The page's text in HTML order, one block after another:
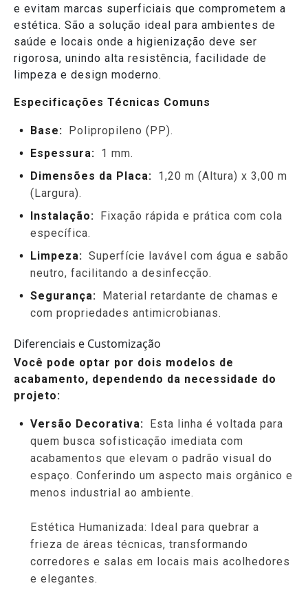
e evitam marcas superficiais que comprometem a
estética. São a solução ideal para ambientes de
saúde e locais onde a higienização deve ser
rigorosa, unindo alta resistência, facilidade de
limpeza e design moderno.
Especificações Técnicas Comuns
Base:
Polipropileno (PP).
Espessura: 1 mm.
Dimensões da Placa: 1,20 m (Altura) x 3,00 m
(Largura).
Instalação:
Fixação rápida e prática com cola
específica.
Limpeza: Superfície lavável com água e sabão
neutro, facilitando a desinfecção.
Segurança:
Material retardante de chamas e
com propriedades antimicrobianas.
Diferenciais e Customização
Você pode optar por dois modelos de
acabamento, dependendo da necessidade do
projeto:
Versão Decorativa:
Esta linha é voltada para
quem busca sofisticação imediata com
acabamentos que elevam o padrão visual do
espaço. Conferindo um aspecto mais orgânico e
menos industrial ao ambiente.
Estética Humanizada: Ideal para quebrar a
frieza de áreas técnicas, transformando
corredores e salas em locais mais acolhedores
e elegantes.